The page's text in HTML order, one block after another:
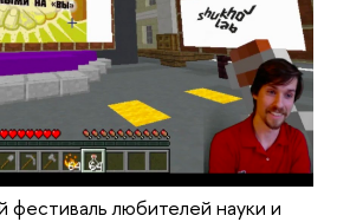
фестиваль любителей науки и